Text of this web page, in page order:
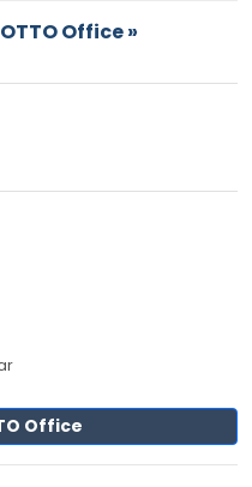
Office »
Office